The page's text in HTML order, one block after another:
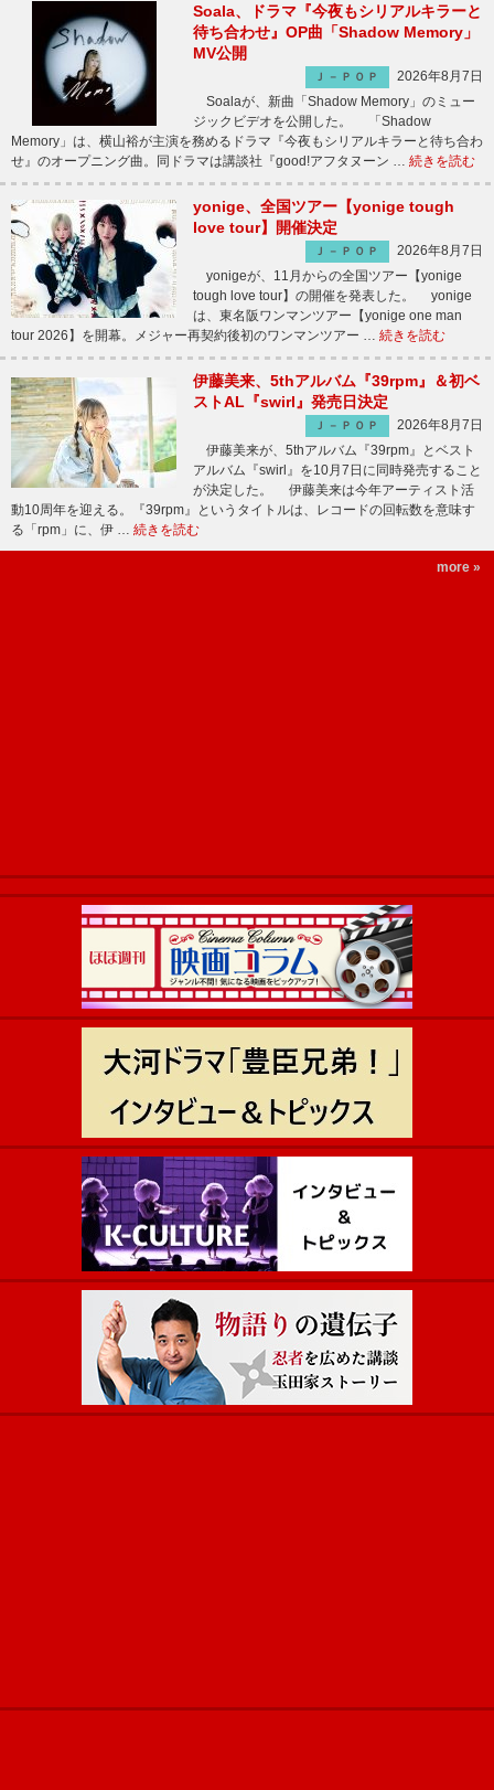
Soala、ドラマ『今夜もシリアルキラーと
待ち合わせ』OP曲「Shadow Memory」
MV公開
Ｊ－ＰＯＰ
2026年8月7日
Soalaが、新曲「Shadow Memory」のミュー
ジックビデオを公開した。 「Shadow
Memory」は、横山裕が主演を務めるドラマ『今夜もシリアルキラーと待ち合わ
せ』のオープニング曲。同ドラマは講談社『good!アフタヌーン … 続きを読む
yonige、全国ツアー【yonige tough
love tour】開催決定
Ｊ－ＰＯＰ
2026年8月7日
yonigeが、11月からの全国ツアー【yonige
tough love tour】の開催を発表した。 yonige
は、東名阪ワンマンツアー【yonige one man
tour 2026】を開幕。メジャー再契約後初のワンマンツアー … 続きを読む
伊藤美来、5thアルバム『39rpm』＆初ベ
ストAL『swirl』発売日決定
Ｊ－ＰＯＰ
2026年8月7日
伊藤美来が、5thアルバム『39rpm』とベスト
アルバム『swirl』を10月7日に同時発売すること
が決定した。 伊藤美来は今年アーティスト活
動10周年を迎える。『39rpm』というタイトルは、レコードの回転数を意味す
る「rpm」に、伊 … 続きを読む
more »